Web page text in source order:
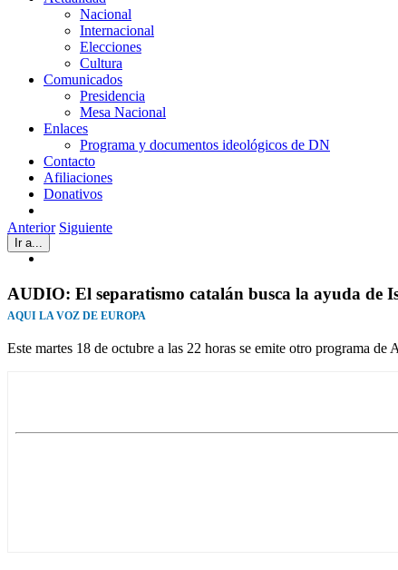
Nacional
Internacional
Elecciones
Cultura
Comunicados
Presidencia
Mesa Nacional
Enlaces
Programa y documentos ideológicos de DN
Contacto
Afiliaciones
Donativos
Ir a...
Anterior Siguiente
Ver
más
AUDIO: El separatismo catalán busca la ayuda de
AQUI LA VOZ DE EUROPA
Este martes 18 de octubre a las 22 horas se emite otro programa